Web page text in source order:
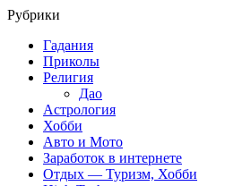
Рубрики
Гадания
Приколы
Религия
Дао
Астрология
Хобби
Авто и Мото
Заработок в интернете
Отдых — Туризм, Хобби